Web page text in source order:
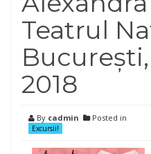
Teatrul
2018
By cadmin Posted in
Excursii!